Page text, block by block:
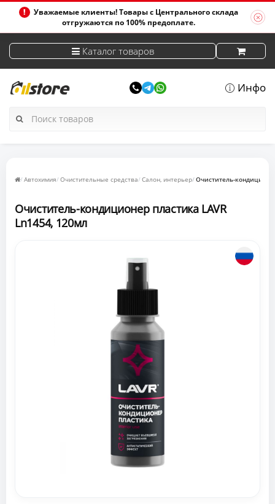
Уважаемые клиенты! Товары с Центрального склада
отгружаются по 100% предоплате.
Каталог товаров
Инфо
Автохимия Очистительные средства Салон, интерьер Очиститель-
Очиститель-кондиционер пластика LAVR
Ln1454, 120мл